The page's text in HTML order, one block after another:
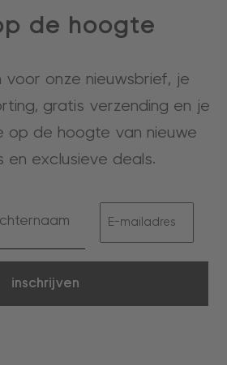
de hoogte
voor onze nieuwsbrief, je
gratis verzending en je
op de hoogte van nieuwe
en exclusieve deals.
inschrijven